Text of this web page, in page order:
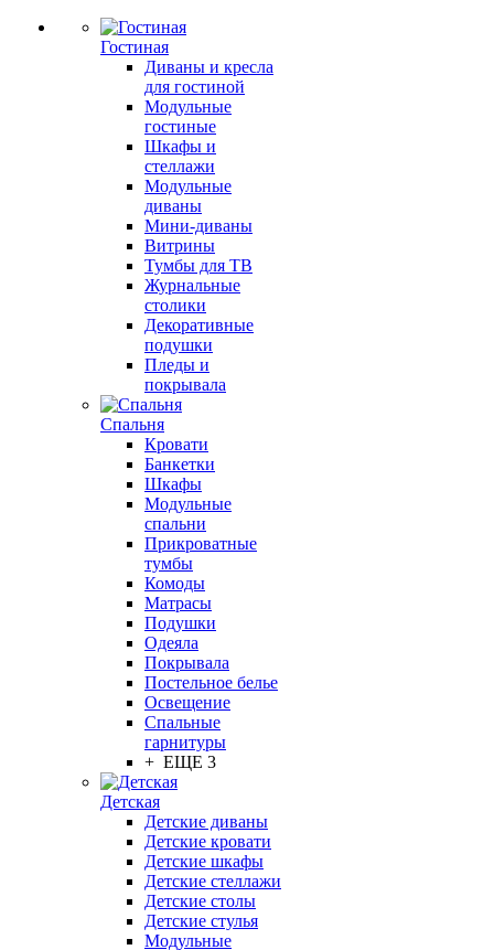
Гостиная
Диваны и кресла
для гостиной
Модульные
гостиные
Шкафы и
стеллажи
Модульные
диваны
Мини-диваны
Витрины
Тумбы для ТВ
Журнальные
столики
Декоративные
подушки
Пледы и
покрывала
Спальня
Кровати
Банкетки
Шкафы
Модульные
спальни
Прикроватные
тумбы
Комоды
Матрасы
Подушки
Одеяла
Покрывала
Постельное белье
Освещение
Спальные
гарнитуры
+ ЕЩЕ 3
Детская
Детские диваны
Детские кровати
Детские шкафы
Детские стеллажи
Детские столы
Детские стулья
Модульные